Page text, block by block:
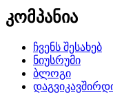
კომპანია
ჩვენს შესახებ
ნიუსრუმი
ბლოგი